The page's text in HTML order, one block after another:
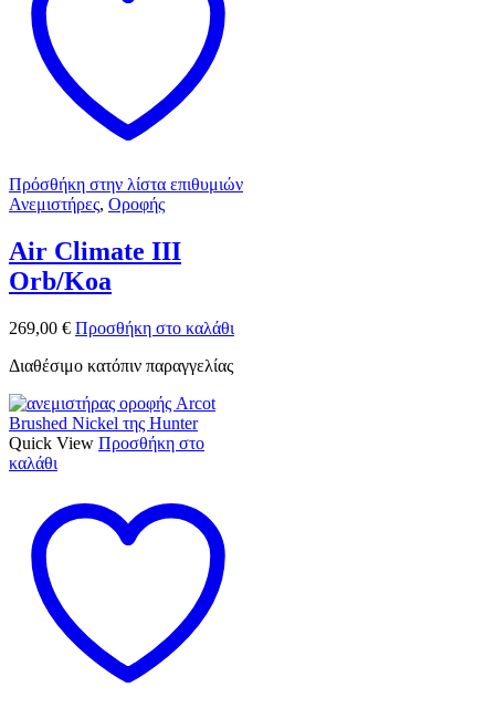
Πρόσθήκη στην λίστα επιθυμιών
Ανεμιστήρες, Οροφής
Air Climate III
Orb/Koa
269,00 € Προσθήκη στο καλάθι
Διαθέσιμο κατόπιν παραγγελίας
Quick View Προσθήκη στο
καλάθι